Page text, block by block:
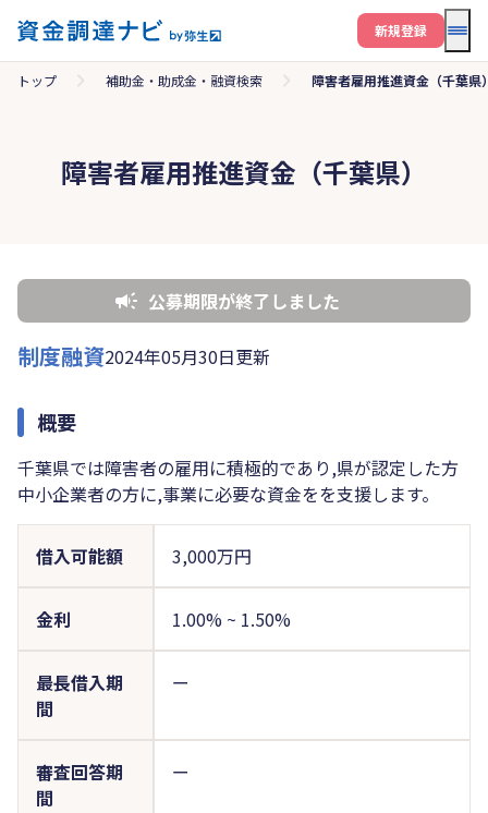
メ
新規登録
トップ 補助金・助成金・融資検索 障害者雇用推進資金（千葉県
障害者雇用推進資金（千葉県）
公募期限が終了しました
制度融資2024年05月30日更新
概要
千葉県では障害者の雇用に積極的であり,県が認定した方
中小企業者の方に,事業に必要な資金をを支援します。
借入可能額 3,000万円
金利 1.00% ~ 1.50%
最長借入期
間
ー
審査回答期
間
ー